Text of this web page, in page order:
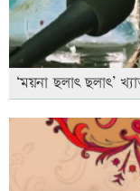
‘ময়না ছলাৎ ছলাৎ’